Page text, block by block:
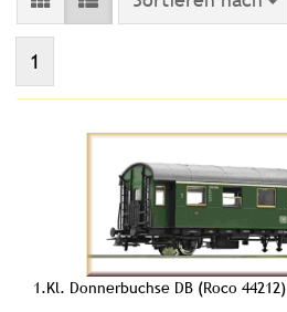
1
1.Kl. Donnerbuchse DB (Roco 44212)